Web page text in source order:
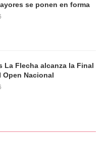
se ponen en forma
La Flecha alcanza la Final
Open Nacional